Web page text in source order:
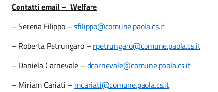
Contatti email – Welfare
– Serena Filippo – sfilippo@comune.paola.cs.it
– Roberta Petrungaro – rpetrungaro@comune.paola.cs.it
– Daniela Carnevale – dcarnevale@comune.paola.cs.it
– Miriam Cariati – mcariati@comune.paola.cs.it